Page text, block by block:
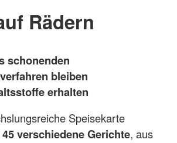
Rädern
schonenden
bleiben
erhalten
Speisekarte
45 verschiedene Gerichte, aus